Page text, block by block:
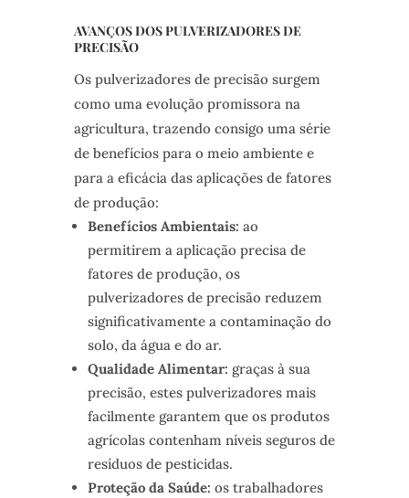
AVANÇOS DOS PULVERIZADORES DE
PRECISÃO
Os pulverizadores de precisão surgem
como uma evolução promissora na
agricultura, trazendo consigo uma série
de benefícios para o meio ambiente e
para a eficácia das aplicações de fatores
de produção:
Benefícios Ambientais: ao
permitirem a aplicação precisa de
fatores de produção, os
pulverizadores de precisão reduzem
significativamente a contaminação do
solo, da água e do ar.
Qualidade Alimentar: graças à sua
precisão, estes pulverizadores mais
facilmente garantem que os produtos
agrícolas contenham níveis seguros de
resíduos de pesticidas.
Proteção da Saúde: os trabalhadores